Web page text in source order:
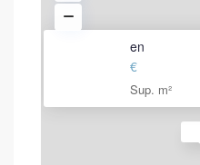
en
€
Sup. m²